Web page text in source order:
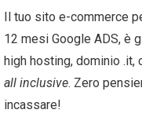
Il tuo sito e-commerce
12 mesi Google ADS, è
high hosting, dominio
all inclusive. Zero
incassare!